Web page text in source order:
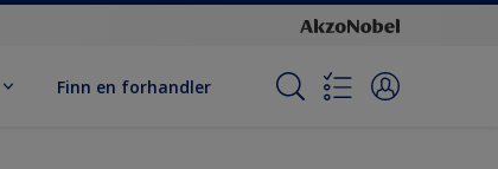
Finn en forhandler